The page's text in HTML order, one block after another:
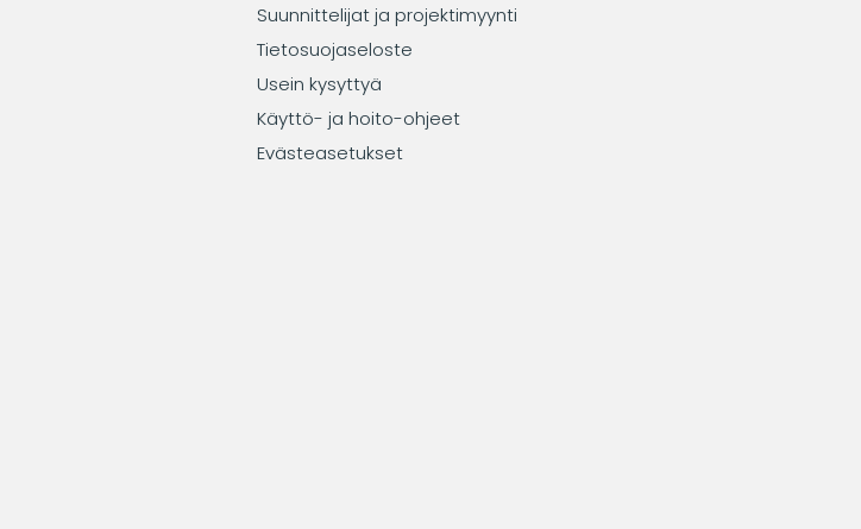
Suunnittelijat ja projektimyynti
Tietosuojaseloste
Usein kysyttyä
Käyttö- ja hoito-ohjeet
Evästeasetukset